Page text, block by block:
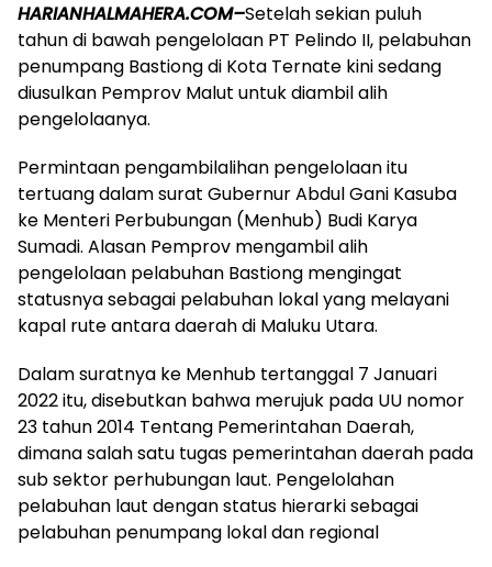
HARIANHALMAHERA.COM–Setelah sekian puluh
tahun di bawah pengelolaan PT Pelindo II, pelabuhan
penumpang Bastiong di Kota Ternate kini sedang
diusulkan Pemprov Malut untuk diambil alih
pengelolaanya.
Permintaan pengambilalihan pengelolaan itu
tertuang dalam surat Gubernur Abdul Gani Kasuba
ke Menteri Perbubungan (Menhub) Budi Karya
Sumadi. Alasan Pemprov mengambil alih
pengelolaan pelabuhan Bastiong mengingat
statusnya sebagai pelabuhan lokal yang melayani
kapal rute antara daerah di Maluku Utara.
Dalam suratnya ke Menhub tertanggal 7 Januari
2022 itu, disebutkan bahwa merujuk pada UU nomor
23 tahun 2014 Tentang Pemerintahan Daerah,
dimana salah satu tugas pemerintahan daerah pada
sub sektor perhubungan laut. Pengelolahan
pelabuhan laut dengan status hierarki sebagai
pelabuhan penumpang lokal dan regional